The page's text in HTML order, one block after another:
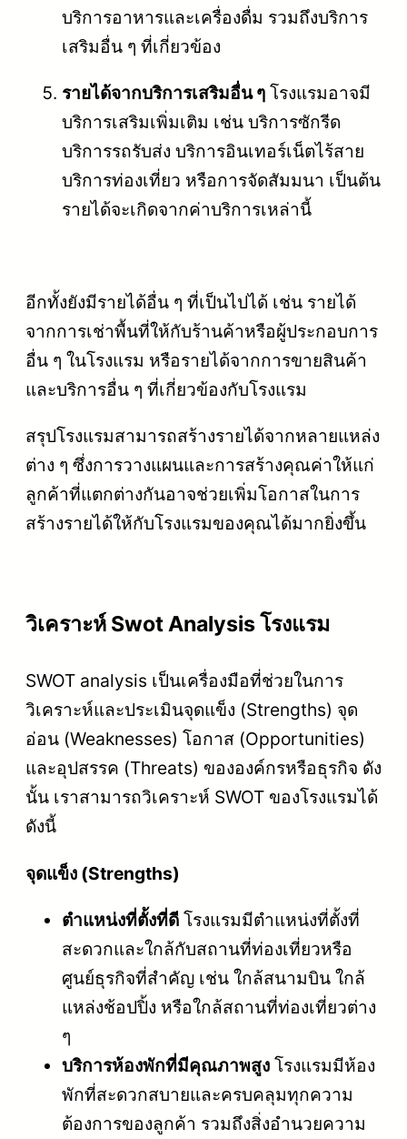
บริการอาหารและเครื่องดื่ม รวมถึงบริการ
เสริมอื่น ๆ ที่เกี่ยวข้อง
รายได้จากบริการเสริมอื่น ๆ โรงแรมอาจมี
บริการเสริมเพิ่มเติม เช่น บริการซักรีด
บริการรถรับส่ง บริการอินเทอร์เน็ตไร้สาย
บริการท่องเที่ยว หรือการจัดสัมมนา เป็นต้น
รายได้จะเกิดจากค่าบริการเหล่านี้
อีกทั้งยังมีรายได้อื่น ๆ ที่เป็นไปได้ เช่น รายได้
จากการเช่าพื้นที่ให้กับร้านค้าหรือผู้ประกอบการ
อื่น ๆ ในโรงแรม หรือรายได้จากการขายสินค้า
และบริการอื่น ๆ ที่เกี่ยวข้องกับโรงแรม
สรุปโรงแรมสามารถสร้างรายได้จากหลายแหล่ง
ต่าง ๆ ซึ่งการวางแผนและการสร้างคุณค่าให้แก่
ลูกค้าที่แตกต่างกันอาจช่วยเพิ่มโอกาสในการ
สร้างรายได้ให้กับโรงแรมของคุณได้มากยิ่งขึ้น
วิเคราะห์ Swot Analysis โรงแรม
SWOT analysis เป็นเครื่องมือที่ช่วยในการ
วิเคราะห์และประเมินจุดแข็ง (Strengths) จุด
อ่อน (Weaknesses) โอกาส (Opportunities)
และอุปสรรค (Threats) ขององค์กรหรือธุรกิจ ดัง
นั้น เราสามารถวิเคราะห์ SWOT ของโรงแรมได้
ดังนี้
จุดแข็ง (Strengths)
ตำแหน่งที่ตั้งที่ดี โรงแรมมีตำแหน่งที่ตั้งที่
สะดวกและใกล้กับสถานที่ท่องเที่ยวหรือ
ศูนย์ธุรกิจที่สำคัญ เช่น ใกล้สนามบิน ใกล้
แหล่งช้อปปิ้ง หรือใกล้สถานที่ท่องเที่ยวต่าง
ๆ
บริการห้องพักที่มีคุณภาพสูง โรงแรมมีห้อง
พักที่สะดวกสบายและครบคลุมทุกความ
ต้องการของลูกค้า รวมถึงสิ่งอำนวยความ